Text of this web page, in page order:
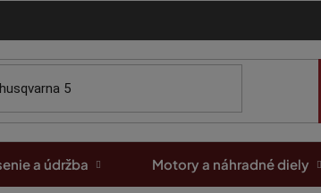
a údržba Motory a náhradné diely